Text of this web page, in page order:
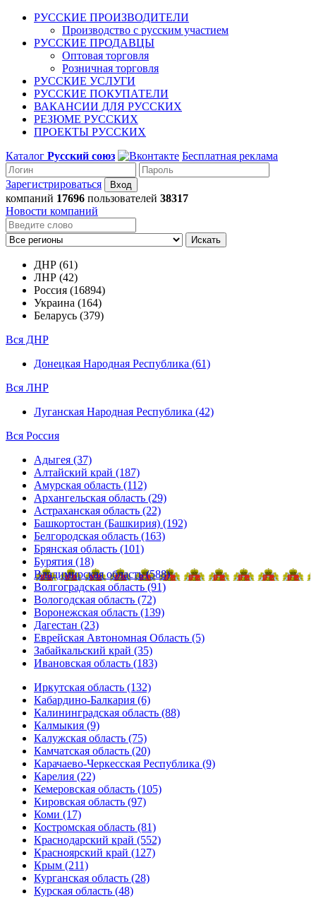
РУССКИЕ ПРОИЗВОДИТЕЛИ
Производство с русским участием
РУССКИЕ ПРОДАВЦЫ
Оптовая торговля
Розничная торговля
РУССКИЕ УСЛУГИ
РУССКИЕ ПОКУПАТЕЛИ
ВАКАНСИИ ДЛЯ РУССКИХ
РЕЗЮМЕ РУССКИХ
ПРОЕКТЫ РУССКИХ
Каталог Русский союз Бесплатная реклама
Зарегистрироваться
компаний 17696 пользователей 38317
Новости компаний
Искать
ДНР (61)
ЛНР (42)
Россия (16894)
Украина (164)
Беларусь (379)
Вся ДНР
Донецкая Народная Республика (61)
Вся ЛНР
Луганская Народная Республика (42)
Вся Россия
Адыгея (37)
Алтайский край (187)
Амурская область (112)
Архангельская область (29)
Астраханская область (22)
Башкортостан (Башкирия) (192)
Белгородская область (163)
Брянская область (101)
Бурятия (18)
Владимирская область (588)
Волгоградская область (91)
Вологодская область (72)
Воронежская область (139)
Дагестан (23)
Еврейская Автономная Область (5)
Забайкальский край (35)
Ивановская область (183)
Иркутская область (132)
Кабардино-Балкария (6)
Калининградская область (88)
Калмыкия (9)
Калужская область (75)
Камчатская область (20)
Карачаево-Черкесская Республика (9)
Карелия (22)
Кемеровская область (105)
Кировская область (97)
Коми (17)
Костромская область (81)
Краснодарский край (552)
Красноярский край (127)
Крым (211)
Курганская область (28)
Курская область (48)